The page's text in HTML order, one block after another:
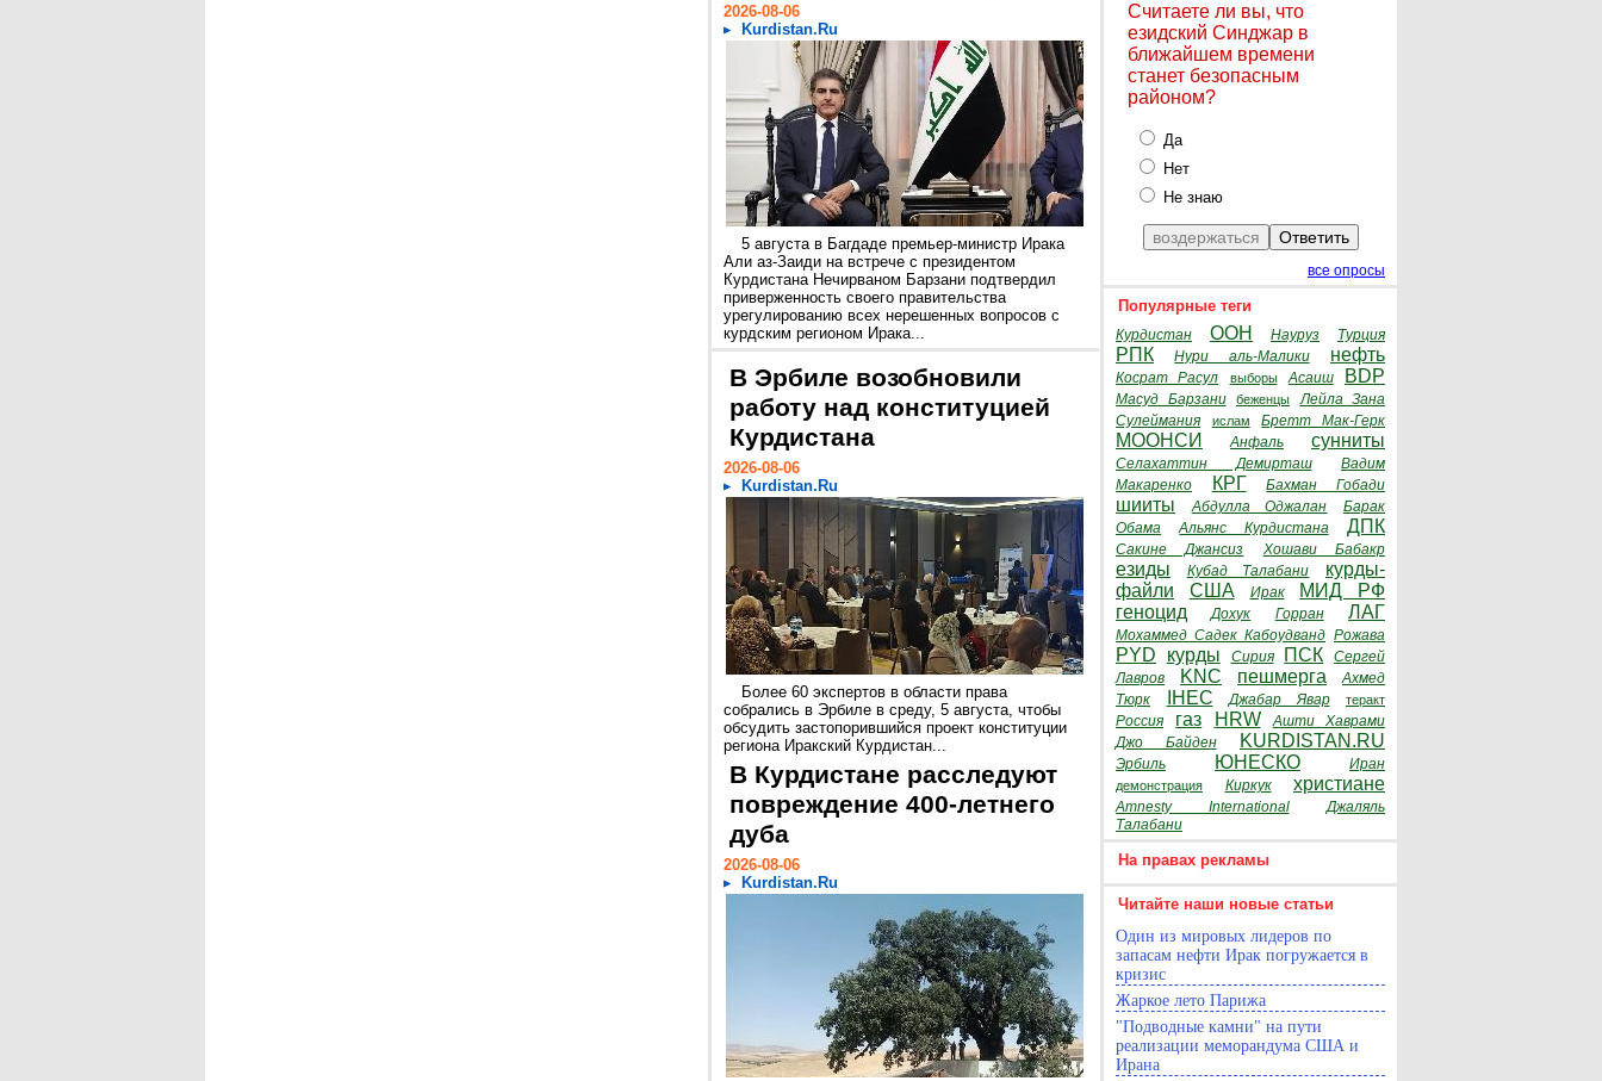
2026-08-06
Kurdistan.Ru
5 августа в Багдаде премьер-министр Ирака
Али аз-Заиди на встрече с президентом
Курдистана Нечирваном Барзани подтвердил
приверженность своего правительства
урегулированию всех нерешенных вопросов с
курдским регионом Ирака...
В Эрбиле возобновили
работу над конституцией
Курдистана
2026-08-06
Kurdistan.Ru
Более 60 экспертов в области права
собрались в Эрбиле в среду, 5 августа, чтобы
обсудить застопорившийся проект конституции
региона Иракский Курдистан...
В Курдистане расследуют
повреждение 400-летнего
дуба
2026-08-06
Kurdistan.Ru
Считаете ли вы, что
езидский Синджар в
ближайшем времени
станет безопасным
районом?
Да
Нет
Не знаю
все опросы
Популярные теги
Курдистан ООН Науруз Турция
РПК Нури аль-Малики нефть
Косрат Расул выборы Асаиш BDP
Масуд Барзани беженцы
Лейла Зана
Сулеймания
ислам Бретт Мак-Герк
МООНСИ Анфаль сунниты
Селахаттин Демирташ
Вадим
Макаренко
КРГ Бахман Гобади
шииты Абдулла Оджалан
Барак
Обама
Альянс Курдистана ДПК
Сакине Джансиз Хошави Бабакр
езиды Кубад Талабани
курды-
файли
США Ирак
МИД РФ
геноцид
Дохук Горран ЛАГ
Мохаммед Садек Кабоудванд Рожава
PYD курды Сирия ПСК
Сергей
Лавров
KNC пешмерга
Ахмед
Тюрк
IHEC Джабар Явар теракт
Россия газ HRW
Ашти Хаврами
Джо Байден
KURDISTAN.RU
Эрбиль ЮНЕСКО Иран
демонстрация Киркук христиане
Amnesty International
Джаляль
Талабани
На правах рекламы
Читайте наши новые статьи
Один из мировых лидеров по
запасам нефти Ирак погружается в
кризис
Жаркое лето Парижа
"Подводные камни" на пути
реализации меморандума США и
Ирана